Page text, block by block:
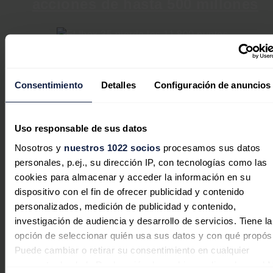
Consentimiento Detalles Configuración de anuncios
Uso responsable de sus datos
Nosotros y nuestros 1022 sociosprocesamos sus datos
personales, p.ej., su dirección IP, con tecnologías como las
cookies para almacenar y acceder la información en su
dispositivo con el fin de ofrecer publicidad y contenido
personalizados, medición de publicidad y contenido,
investigación de audiencia y desarrollo de servicios. Tiene la
opción de seleccionar quién usa sus datos y con qué
Puede cambiar o retirar su consentimiento en cualquier
El Ibex 35 pierde los 11.800
caída del 5,12% con todos sus
valores en 'rojo'
Comenzó con 660.000 euros en 2022, para aumentar
hasta casi un millón de euros en 2023 y alcanzar casi
los dos millones en 2024. A esto se suman los cinco
millones de este 2025.